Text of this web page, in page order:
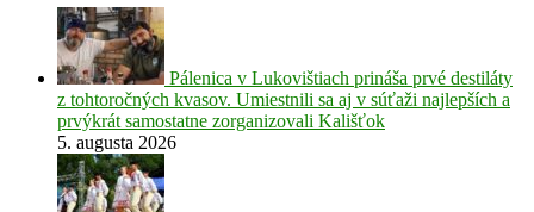
Pálenica v Lukovištiach prináša prvé destiláty
z tohtoročných kvasov. Umiestnili sa aj v súťaži najlepších a
prvýkrát samostatne zorganizovali Kališťok
5. augusta 2026